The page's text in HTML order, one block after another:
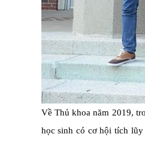
Về Thủ khoa năm 2019,
học sinh có cơ hội tích